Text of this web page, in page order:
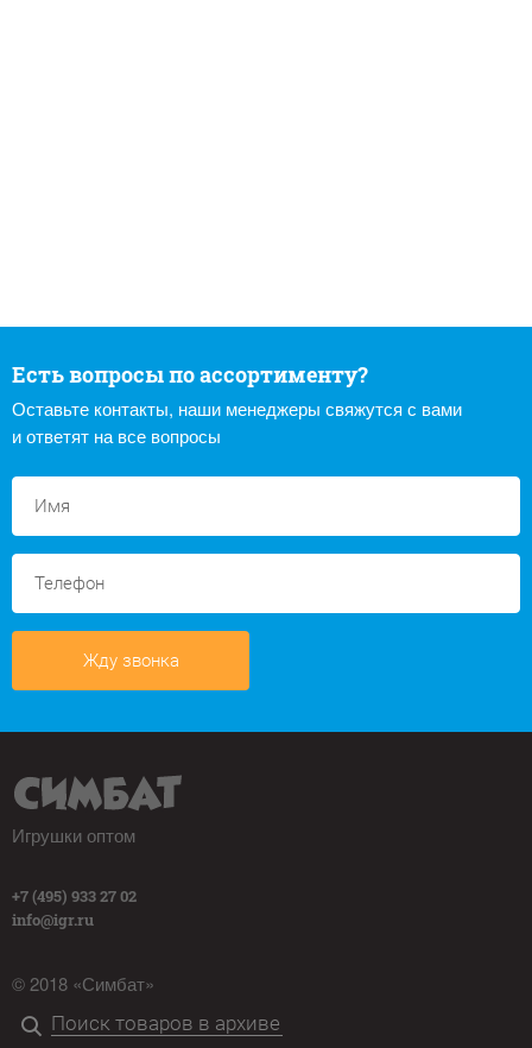
Есть вопросы по ассортименту?
Оставьте контакты, наши менеджеры свяжутся с вами
и ответят на все вопросы
Жду звонка
Игрушки оптом
+7 (495) 933 27 02
info@igr.ru
© 2018 «Симбат»